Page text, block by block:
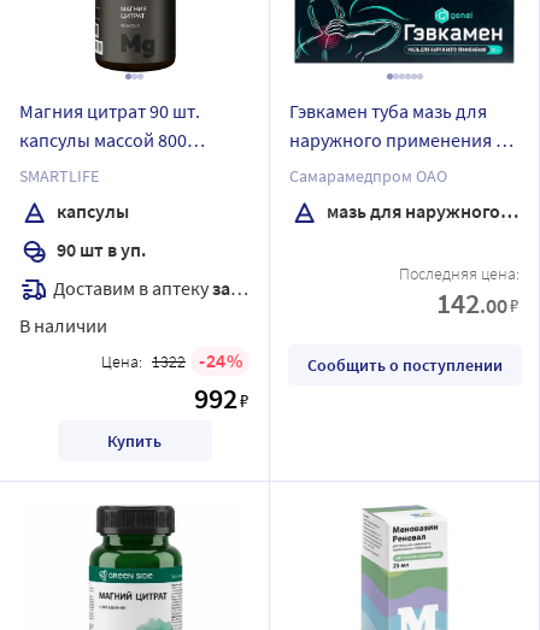
Магния цитрат 90 шт.
капсулы массой 800
мг/smartlife
SMARTLIFE
капсулы
90 шт в уп.
Доставим в аптекузавтра
В наличии
Цена: 1322 24
992₽
Купить
Гэвкамен туба мазь для
наружного применения 25
гр
Самарамедпром ОАО
мазь для наружного применения
Последняя цена:
142.00₽
Сообщить о поступлении